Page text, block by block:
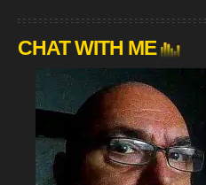
CHAT WITH ME